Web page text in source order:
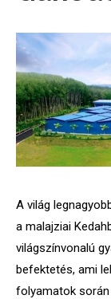
A világ
a malajziai
világszínvonalú
befektetés, ami
folyamatok